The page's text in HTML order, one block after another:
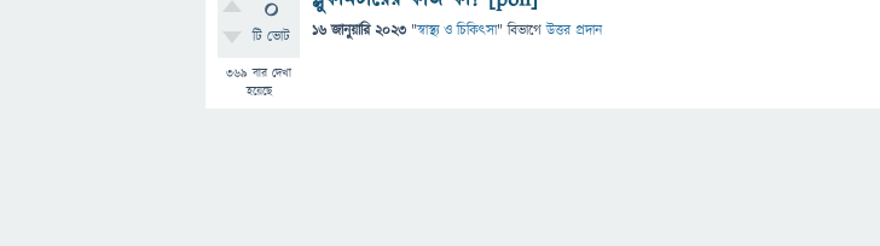
0
টি ভোট
369 বার দেখা
হয়েছে
16 জানুয়ারি 2023 "স্বাস্থ্য ও চিকিৎসা" বিভাগে উত্তর প্রদান